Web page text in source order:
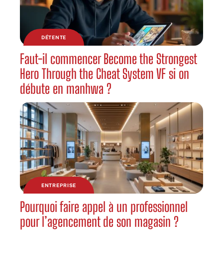
DÉTENTE
Faut-il commencer Become the Strongest
Hero Through the Cheat System VF si on
débute en manhwa ?
ENTREPRISE
Pourquoi faire appel à un professionnel
pour l’agencement de son magasin ?